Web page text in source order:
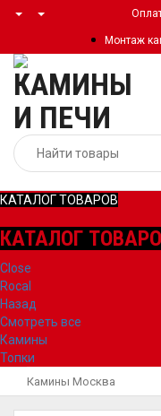
Монтаж
КАТАЛОГ ТОВАРОВ
КАТАЛОГ
Close
Rocal
Назад
Смотреть все
Камины
Топки
Камины Москва